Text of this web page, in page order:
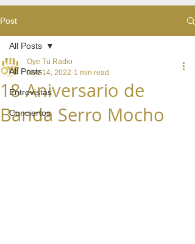
Post
All Posts
Entrevistas
Conciertos
All Posts
18 Aniversario de
Banda Serro Mocho
Oye Tu Radio
Nov 14, 2022 1 min read